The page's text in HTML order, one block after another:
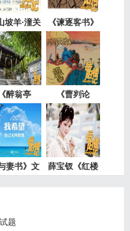
坡羊·潼关
怀古》
《谏逐客书》
分层文
《醉翁亭
》：“酿
《曹刿论
战》：只有
妻书》文
薛宝钗《红楼
题